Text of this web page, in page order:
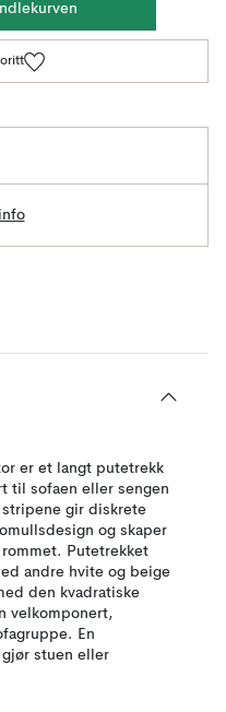
er et langt putetrekk
til sofaen eller sengen
gir diskrete
og skaper
Putetrekket
andre hvite og beige
den kvadratiske
velkomponert,
En
stuen eller